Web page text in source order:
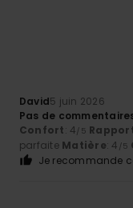
David5 juin 2026
Pas de
Confort: 4/5
parfaite Matière: 4 /5
Je recommande